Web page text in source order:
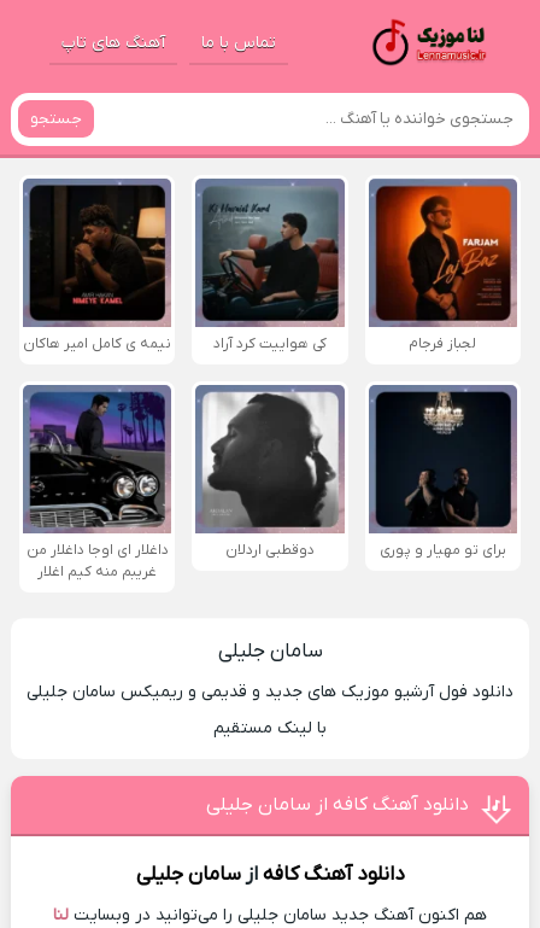
تماس با ما آهنگ های تاپ
جستجو
لجباز فرجام کی هواییت کرد آراد نیمه ی کامل امیر هاکان
برای تو مهیار و پوری دوقطبی اردلان
داغلار ای اوجا داغلار من
غریبم منه کیم اغلار
سامان جلیلی
دانلود فول آرشیو موزیک های جدید و قدیمی و ریمیکس سامان جلیلی
با لینک مستقیم
دانلود آهنگ کافه از سامان جلیلی
دانلود آهنگ کافهازسامان جلیلی
هم اکنون آهنگ جدید سامان جلیلی را می‌توانید در وبسایت لنا